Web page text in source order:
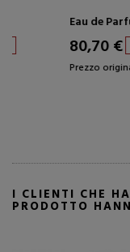
Eau de Parfum
80,70 € 44% Sconto
Prezzo originale 144,54
I CLIENTI CHE
PRODOTTO